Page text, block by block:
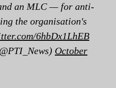
an MLC — for anti-
the organisation's
6hbDx1LhEB
October